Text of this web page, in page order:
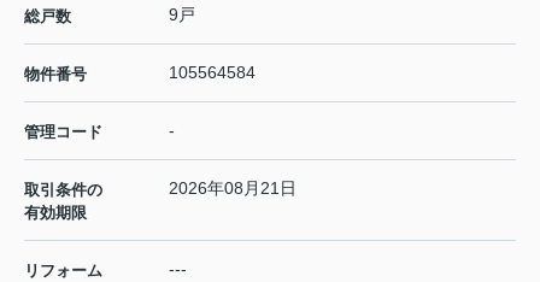
総戸数 9戸
物件番号 105564584
管理コード -
取引条件の
有効期限
2026年08月21日
リフォーム ---